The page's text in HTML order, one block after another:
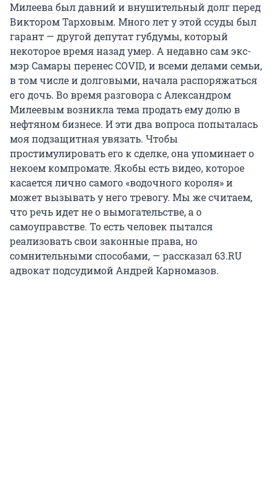
Милеева был давний и внушительный долг перед
Виктором Тарховым. Много лет у этой ссуды был
гарант — другой депутат губдумы, который
некоторое время назад умер. А недавно сам экс-
мэр Самары перенес COVID, и всеми делами семьи,
в том числе и долговыми, начала распоряжаться
его дочь. Во время разговора с Александром
Милеевым возникла тема продать ему долю в
нефтяном бизнесе. И эти два вопроса попыталась
моя подзащитная увязать. Чтобы
простимулировать его к сделке, она упоминает о
некоем компромате. Якобы есть видео, которое
касается лично самого «водочного короля» и
может вызывать у него тревогу. Мы же считаем,
что речь идет не о вымогательстве, а о
самоуправстве. То есть человек пытался
реализовать свои законные права, но
сомнительными способами, — рассказал 63.RU
адвокат подсудимой Андрей Карномазов.